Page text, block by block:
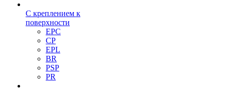
С креплением к
поверхности
EPC
CP
EPL
BR
PSP
PR